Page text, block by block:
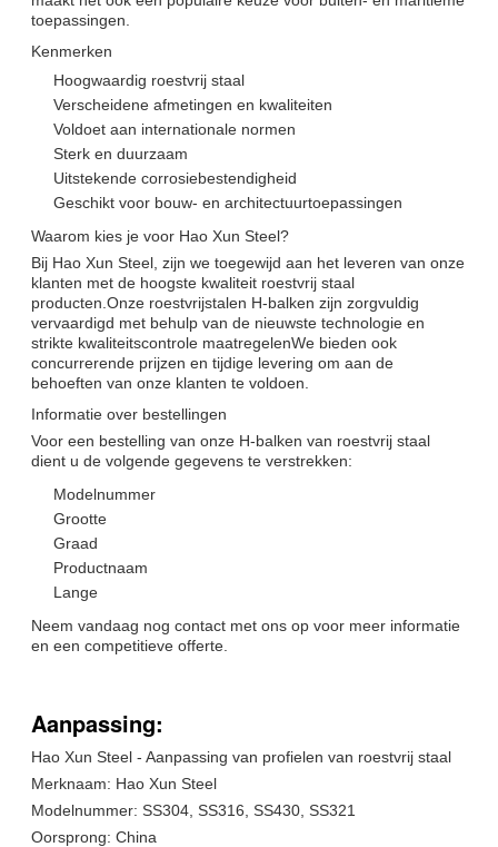
toepassingen.
Kenmerken
Hoogwaardig roestvrij staal
Verscheidene afmetingen en kwaliteiten
Voldoet aan internationale normen
Sterk en duurzaam
Uitstekende corrosiebestendigheid
Geschikt voor bouw- en architectuurtoepassingen
Waarom kies je voor Hao Xun Steel?
Bij Hao Xun Steel, zijn we toegewijd aan het leveren van onze
klanten met de hoogste kwaliteit roestvrij staal
producten.Onze roestvrijstalen H-balken zijn zorgvuldig
vervaardigd met behulp van de nieuwste technologie en
strikte kwaliteitscontrole maatregelenWe bieden ook
concurrerende prijzen en tijdige levering om aan de
behoeften van onze klanten te voldoen.
Informatie over bestellingen
Voor een bestelling van onze H-balken van roestvrij staal
dient u de volgende gegevens te verstrekken:
Modelnummer
Grootte
Graad
Productnaam
Lange
Neem vandaag nog contact met ons op voor meer informatie
en een competitieve offerte.
Aanpassing:
Hao Xun Steel - Aanpassing van profielen van roestvrij staal
Merknaam: Hao Xun Steel
Modelnummer: SS304, SS316, SS430, SS321
Oorsprong: China